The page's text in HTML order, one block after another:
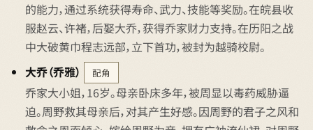
的能力，通过系统获得寿命、武力、技能等奖励。在皖县收
服赵云、许褚，后娶大乔，获得乔家财力支持。在历阳之战
中大破黄巾程志远部，立下首功，被封为越骑校尉。
大乔（乔雅）
配角
乔家大小姐，16岁。母亲卧床多年，被周显以毒药威胁逼
迫。周野救其母亲后，对其产生好感。因周野的君子之风和